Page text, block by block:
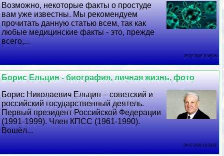
Возможно, некоторые факты о простуде
вам уже известны. Мы рекомендуем
прочитать данную статью всем, так как
любые медицинские факты - это, прежде
всего,...
05 07 2026 11:45:26
Борис Ельцин - биография, личная жизнь, фото
Борис Николаевич Ельцин – советский и
российский государственный деятель.
Первый президент Российской Федерации
(1991-1999). Члeн КПСС (1961-1990).
Вошёл...
04 07 2026 18:23:51